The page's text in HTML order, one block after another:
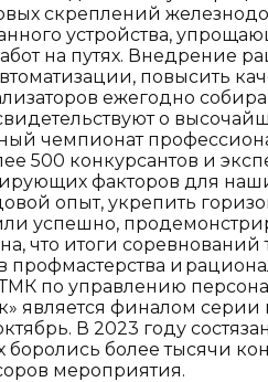
скреплений
устройства,
на путях. Внедрение
повысить
ежегодно
о
чемпионат
500 конкурсантов и
факторов для
опыт, укрепить
успешно,
что итоги
и
по управлению
является финалом
В 2023 году
боролись более тысячи
мероприятия.